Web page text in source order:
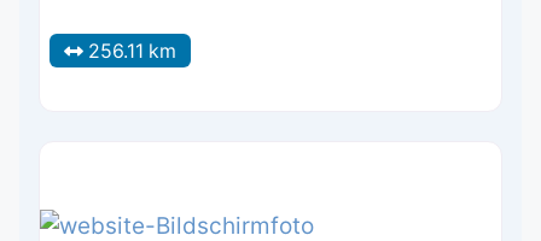
256.11 km